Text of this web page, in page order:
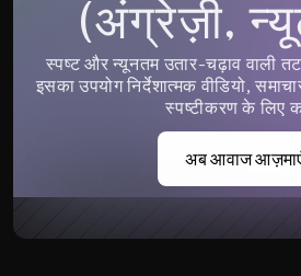
(अंग्रेज़ी,
स्पष्ट और न्यूनतम उतार-चढ़ाव वाली
इसका उपयोग निर्देशात्मक वीडियो,
स्पष्टीकरण के लिए
अब आवाज